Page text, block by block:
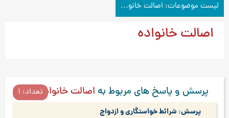
لیست موضوعات: اصالت خانواده
اصالت خانواده
پرسش و پاسخ های مربوط به اصالت خانوادهتعداد: 1
پرسش: شرائط خواستگاری و ازدواج